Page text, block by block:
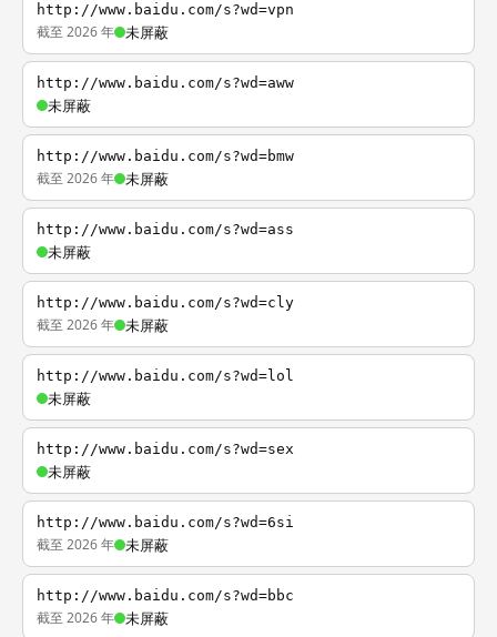
http://www.baidu.com/s?wd=vpn
截至 2026 年 未屏蔽
http://www.baidu.com/s?wd=aww
未屏蔽
http://www.baidu.com/s?wd=bmw
截至 2026 年 未屏蔽
http://www.baidu.com/s?wd=ass
未屏蔽
http://www.baidu.com/s?wd=cly
截至 2026 年 未屏蔽
http://www.baidu.com/s?wd=lol
未屏蔽
http://www.baidu.com/s?wd=sex
未屏蔽
http://www.baidu.com/s?wd=6si
截至 2026 年 未屏蔽
http://www.baidu.com/s?wd=bbc
截至 2026 年 未屏蔽